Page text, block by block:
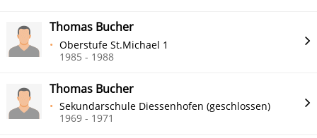
Thomas Bucher
Oberstufe St.Michael 1
1985 - 1988
Thomas Bucher
Sekundarschule Diessenhofen (geschlossen)
1969 - 1971